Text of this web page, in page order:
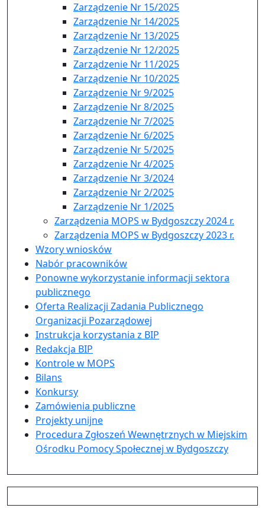
Zarządzenie Nr 15/2025
Zarządzenie Nr 14/2025
Zarządzenie Nr 13/2025
Zarządzenie Nr 12/2025
Zarządzenie Nr 11/2025
Zarządzenie Nr 10/2025
Zarządzenie Nr 9/2025
Zarządzenie Nr 8/2025
Zarządzenie Nr 7/2025
Zarządzenie Nr 6/2025
Zarządzenie Nr 5/2025
Zarządzenie Nr 4/2025
Zarządzenie Nr 3/2024
Zarządzenie Nr 2/2025
Zarządzenie Nr 1/2025
Zarządzenia MOPS w Bydgoszczy 2024 r.
Zarządzenia MOPS w Bydgoszczy 2023 r.
Wzory wniosków
Nabór pracowników
Ponowne wykorzystanie informacji sektora
publicznego
Oferta Realizacji Zadania Publicznego
Organizacji Pozarządowej
Instrukcja korzystania z BIP
Redakcja BIP
Kontrole w MOPS
Bilans
Konkursy
Zamówienia publiczne
Projekty unijne
Procedura Zgłoszeń Wewnętrznych w Miejskim
Ośrodku Pomocy Społecznej w Bydgoszczy